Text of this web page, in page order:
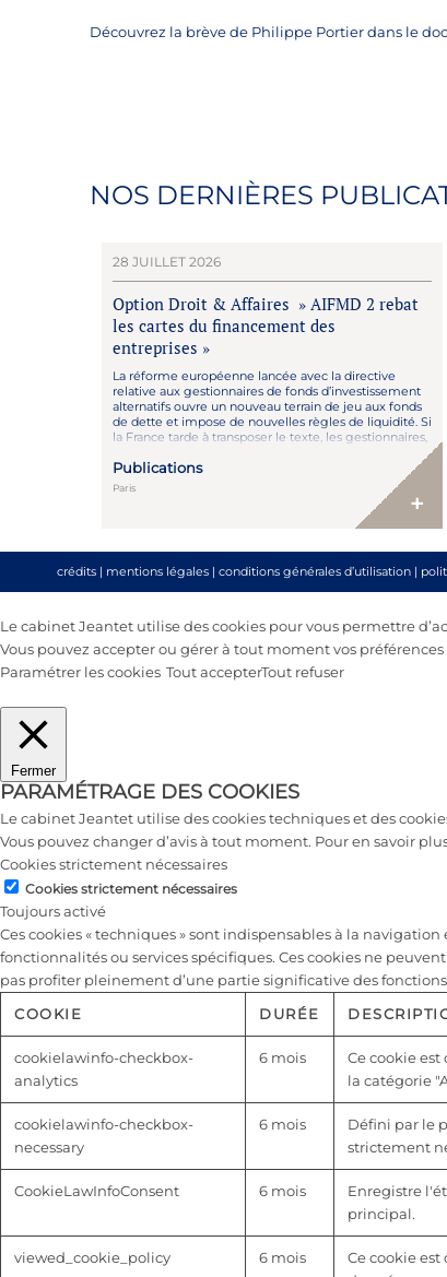
Découvrez la brève de Philippe Portier dans le
NOS DERNIÈRES
28 JUILLET 2026
Option Droit & Affaires » AIFMD 2 rebat
les cartes du financement des
entreprises »
La réforme européenne lancée avec la directive
relative aux gestionnaires de fonds d’investissement
alternatifs ouvre un nouveau terrain de jeu aux fonds
de dette et impose de nouvelles règles de liquidité. Si
la France tarde à transposer le texte, les gestionnaires,
Publications
Paris
+
crédits | mentions légales | conditions générales d’utilisation |
Le cabinet Jeantet utilise des cookies pour vous permettre
Vous pouvez accepter ou gérer à tout moment vos
Paramétrer les cookies Tout accepterTout refuser
Fermer
PARAMÉTRAGE DES COOKIES
Le cabinet Jeantet utilise des cookies techniques et des
Vous pouvez changer d’avis à tout moment. Pour en savoir
Cookies strictement nécessaires
Cookies strictement nécessaires
Toujours activé
Ces cookies « techniques » sont indispensables à la
fonctionnalités ou services spécifiques. Ces cookies ne
pas profiter pleinement d’une partie significative des
COOKIE
DURÉE
cookielawinfo-checkbox-
analytics
6 mois
Ce cookie
la catégorie
cookielawinfo-checkbox-
necessary
6 mois
Défini par le
strictement
CookieLawInfoConsent 6 mois
Enregistre
principal.
viewed_cookie_policy 6 mois
Ce cookie